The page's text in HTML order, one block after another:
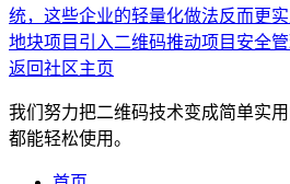
统，这些企业的轻量化做法反而更实
地块项目引入二维码推动项目安全
返回社区主页
我们努力把二维码技术变成简单实
都能轻松使用。